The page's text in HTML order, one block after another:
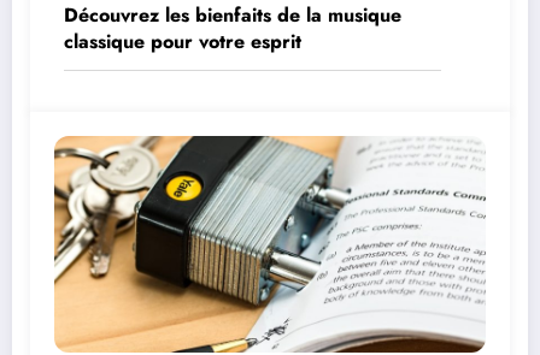
Découvrez les bienfaits de la musique
classique pour votre esprit